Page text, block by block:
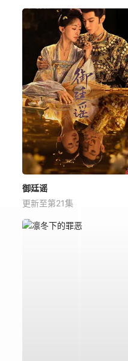
御廷谣
更新至第21集